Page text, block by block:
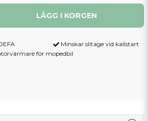
LÄGG I KORGEN
Minskar slitage vid kallstart
för mopedbil